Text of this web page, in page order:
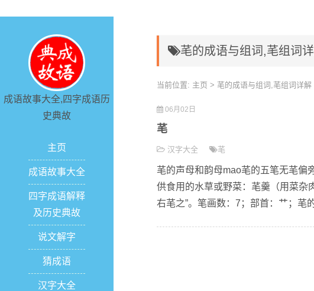
成语故事大全,四字成语历
史典故
主页
成语故事大全
四字成语解释
及历史典故
说文解字
猜成语
汉字大全
芼的成语与组词,芼组词
当前位置: 主页 > 芼的成语与组词,芼组词详解
06月02日
芼
汉字大全 芼
芼的声母和韵母mao芼的五笔无芼偏
供食用的水草或野菜：芼羹（用菜杂
右芼之”。笔画数：7；部首：艹；芼